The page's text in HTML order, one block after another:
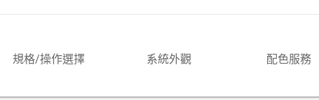
規格/操作選擇 系統外觀 配色服務